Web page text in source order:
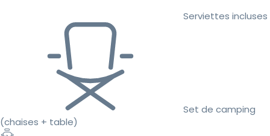
Serviettes incluses
Set de camping
(chaises + table)